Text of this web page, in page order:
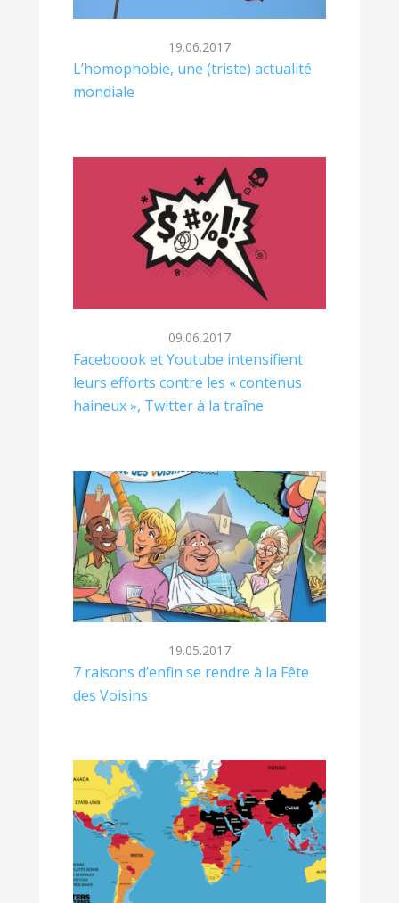
19.06.2017
L’homophobie, une (triste) actualité
mondiale
09.06.2017
Faceboook et Youtube intensifient
leurs efforts contre les « contenus
haineux », Twitter à la traîne
19.05.2017
7 raisons d’enfin se rendre à la Fête
des Voisins